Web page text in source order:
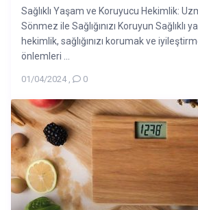
Sağlıklı Yaşam ve Koruyucu Hekimlik:
Sönmez ile Sağlığınızı Koruyun Sağlıklı
hekimlik, sağlığınızı korumak ve
önlemleri ...
01/04/2024, 0